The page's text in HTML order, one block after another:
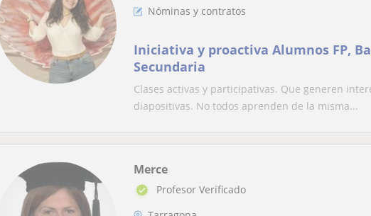
Nóminas y contratos
Iniciativa y proactiva Alumnos FP,
Secundaria
Clases activas y participativas. Que generen
diapositivas. No todos aprenden de la misma...
Merce
Profesor Verificado